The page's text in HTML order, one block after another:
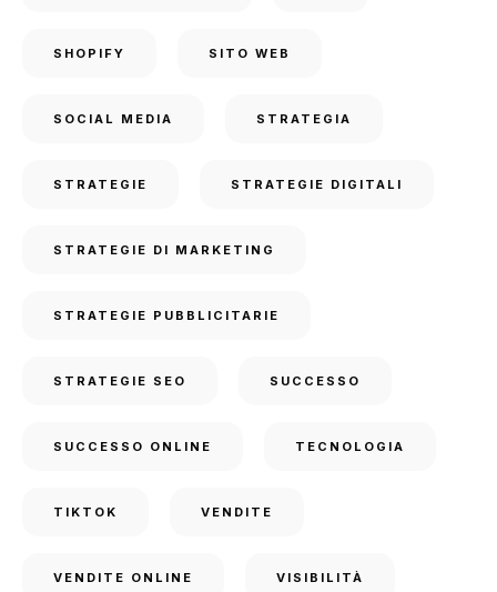
SHOPIFY SITO WEB
SOCIAL MEDIA STRATEGIA
STRATEGIE STRATEGIE DIGITALI
STRATEGIE DI MARKETING
STRATEGIE PUBBLICITARIE
STRATEGIE SEO SUCCESSO
SUCCESSO ONLINE TECNOLOGIA
TIKTOK VENDITE
VENDITE ONLINE VISIBILITÀ